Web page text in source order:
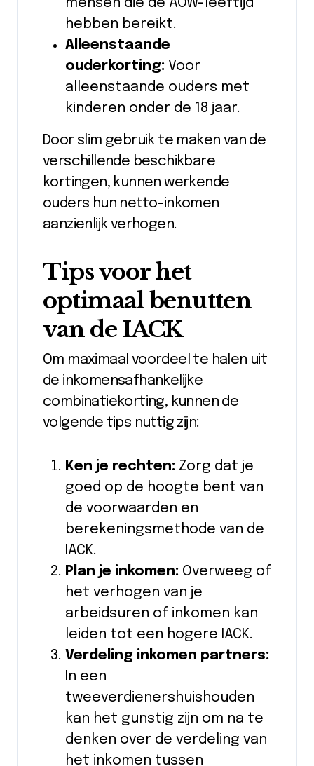
mensen die de AOW-leeftijd
hebben bereikt.
Alleenstaande
ouderkorting: Voor
alleenstaande ouders met
kinderen onder de 18 jaar.
Door slim gebruik te maken van de
verschillende beschikbare
kortingen, kunnen werkende
ouders hun netto-inkomen
aanzienlijk verhogen.
Tips voor het
optimaal benutten
van de IACK
Om maximaal voordeel te halen uit
de inkomensafhankelijke
combinatiekorting, kunnen de
volgende tips nuttig zijn:
Ken je rechten: Zorg dat je
goed op de hoogte bent van
de voorwaarden en
berekeningsmethode van de
IACK.
Plan je inkomen: Overweeg of
het verhogen van je
arbeidsuren of inkomen kan
leiden tot een hogere IACK.
Verdeling inkomen partners:
In een
tweeverdienershuishouden
kan het gunstig zijn om na te
denken over de verdeling van
het inkomen tussen